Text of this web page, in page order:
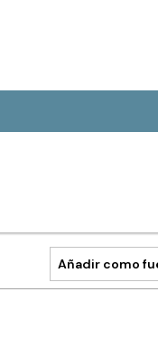
Añadir como